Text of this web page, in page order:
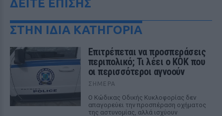
ΔΕΙΤΕ ΕΠΙΣΗΣ
ΣΤΗΝ ΙΔΙΑ ΚΑΤΗΓΟΡΙΑ
Επιτρέπεται να προσπεράσεις
περιπολικό; Τι λέει ο ΚΟΚ που
οι περισσότεροι αγνοούν
ΣΉΜΕΡΑ
Ο Κώδικας Οδικής Κυκλοφορίας δεν
απαγορεύει την προσπέραση οχήματος
της αστυνομίας, αλλά ισχύουν